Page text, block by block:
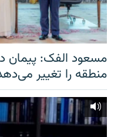
مسعود الفک: پیمان
منطقه را تغییر